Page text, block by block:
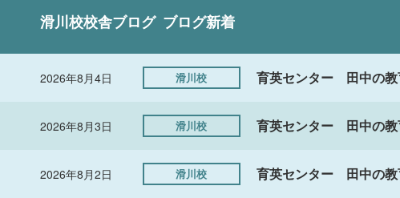
滑川校校舎ブログ ブログ新着
2026年8月4日 滑川校 育英センター 田中の教
2026年8月3日 滑川校 育英センター 田中の教
2026年8月2日 滑川校 育英センター 田中の教